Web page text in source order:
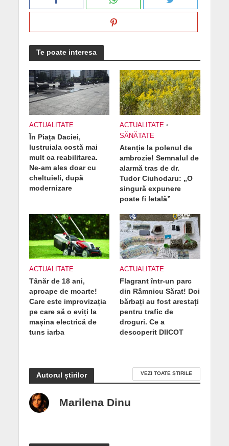
Te poate interesa
ACTUALITATE
În Piața Daciei,
lustruiala costă mai
mult ca reabilitarea.
Ne-am ales doar cu
cheltuieli, după
modernizare
ACTUALITATE •
SĂNĂTATE
Atenție la polenul de
ambrozie! Semnalul de
alarmă tras de dr.
Tudor Ciuhodaru: „O
singură expunere
poate fi letală”
ACTUALITATE
Tânăr de 18 ani,
aproape de moarte!
Care este improvizația
pe care să o eviți la
mașina electrică de
tuns iarba
ACTUALITATE
Flagrant într-un parc
din Râmnicu Sărat! Doi
bărbați au fost arestați
pentru trafic de
droguri. Ce a
descoperit DIICOT
Autorul știrilor VEZI TOATE ȘTIRILE
Marilena Dinu